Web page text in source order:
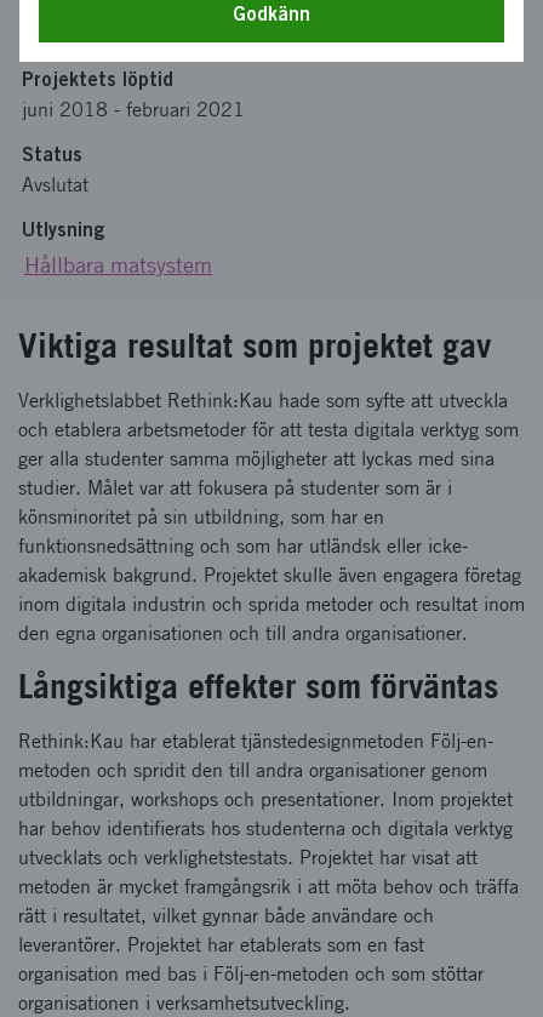
Projektets löptid
juni 2018 - februari 2021
Status
Avslutat
Utlysning
Hållbara matsystem
Viktiga resultat som projektet gav
Verklighetslabbet Rethink:Kau hade som syfte att utveckla
och etablera arbetsmetoder för att testa digitala verktyg som
ger alla studenter samma möjligheter att lyckas med sina
studier. Målet var att fokusera på studenter som är i
könsminoritet på sin utbildning, som har en
funktionsnedsättning och som har utländsk eller icke-
akademisk bakgrund. Projektet skulle även engagera företag
inom digitala industrin och sprida metoder och resultat inom
den egna organisationen och till andra organisationer.
Långsiktiga effekter som förväntas
Rethink:Kau har etablerat tjänstedesignmetoden Följ-en-
metoden och spridit den till andra organisationer genom
utbildningar, workshops och presentationer. Inom projektet
har behov identifierats hos studenterna och digitala verktyg
utvecklats och verklighetstestats. Projektet har visat att
metoden är mycket framgångsrik i att möta behov och träffa
rätt i resultatet, vilket gynnar både användare och
leverantörer. Projektet har etablerats som en fast
organisation med bas i Följ-en-metoden och som stöttar
organisationen i verksamhetsutveckling.
Godkänn